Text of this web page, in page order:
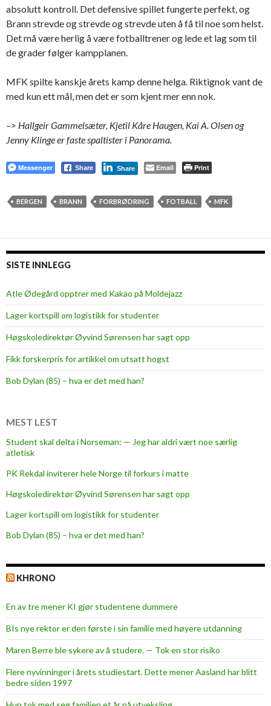
absolutt kontroll. Det defensive spillet fungerte perfekt, og
Brann strevde og strevde og strevde uten å få til noe som helst.
Det må være herlig å være fotballtrener og lede et lag som til
de grader følger kampplanen.
MFK spilte kanskje årets kamp denne helga. Riktignok vant de
med kun ett mål, men det er som kjent mer enn nok.
–> Hallgeir Gammelsæter, Kjetil Kåre Haugen, Kai A. Olsen og
Jenny Klinge er faste spaltister i Panorama.
Messenger Share Share Email Print
BERGEN BRANN FORBRØDRING FOTBALL MFK
SISTE INNLEGG
Atle Ødegård opptrer med Kakao på Moldejazz
Lager kortspill om logistikk for studenter
Høgskoledirektør Øyvind Sørensen har sagt opp
Fikk forskerpris for artikkel om utsatt hogst
Bob Dylan (85) – hva er det med han?
MEST LEST
Student skal delta i Norseman: — Jeg har aldri vært noe særlig
atletisk
PK Rekdal inviterer hele Norge til forkurs i matte
Høgskoledirektør Øyvind Sørensen har sagt opp
Lager kortspill om logistikk for studenter
Bob Dylan (85) – hva er det med han?
KHRONO
En av tre mener KI gjør studentene dummere
BIs nye rektor er den første i sin familie med høyere utdanning
Maren Berre ble sykere av å studere. — Tok en stor risiko
Flere nyvinninger i årets studiestart. Dette mener Aasland har blitt
bedre siden 1997